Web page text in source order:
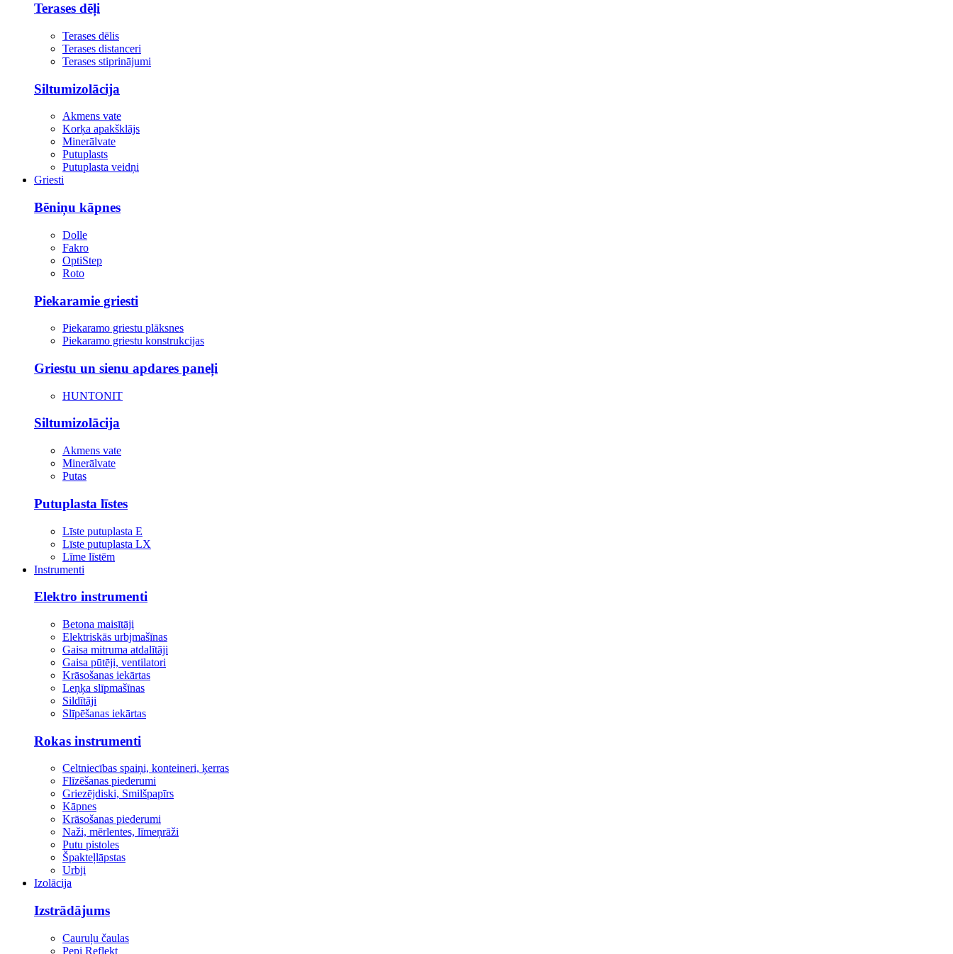
Terases dēļi
Terases dēlis
Terases distanceri
Terases stiprinājumi
Siltumizolācija
Akmens vate
Korķa apakšklājs
Minerālvate
Putuplasts
Putuplasta veidņi
Griesti
Bēniņu kāpnes
Dolle
Fakro
OptiStep
Roto
Piekaramie griesti
Piekaramo griestu plāksnes
Piekaramo griestu konstrukcijas
Griestu un sienu apdares paneļi
HUNTONIT
Siltumizolācija
Akmens vate
Minerālvate
Putas
Putuplasta līstes
Līste putuplasta E
Līste putuplasta LX
Līme līstēm
Instrumenti
Elektro instrumenti
Betona maisītāji
Elektriskās urbjmašīnas
Gaisa mitruma atdalītāji
Gaisa pūtēji, ventilatori
Krāsošanas iekārtas
Leņķa slīpmašīnas
Sildītāji
Slīpēšanas iekārtas
Rokas instrumenti
Celtniecības spaiņi, konteineri, ķerras
Flīzēšanas piederumi
Griezējdiski, Smilšpapīrs
Kāpnes
Krāsošanas piederumi
Naži, mērlentes, līmeņrāži
Putu pistoles
Špakteļlāpstas
Urbji
Izolācija
Izstrādājums
Cauruļu čaulas
Pepi Reflekt